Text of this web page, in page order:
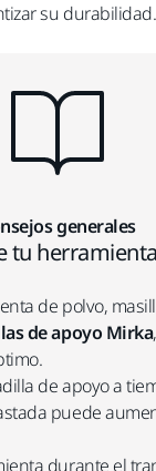
su durabilidad.
generales
tu
de polvo,
de apoyo Mirka
de apoyo a
puede
durante el